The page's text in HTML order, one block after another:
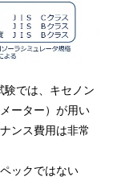
験では、キセノン
ーター）が用い
ンス費用は非常
ックではない